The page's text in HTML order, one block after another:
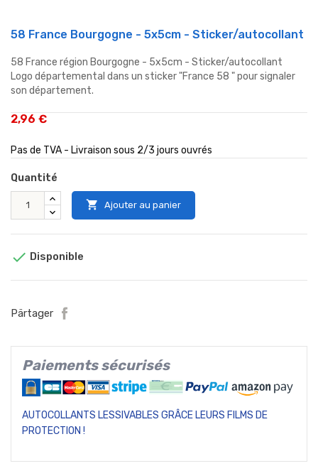
58 France Bourgogne - 5x5cm - Sticker/autocollant
58 France région Bourgogne - 5x5cm - Sticker/autocollant
Logo départemental dans un sticker "France 58 " pour signaler
son département.
2,96 €
Pas de TVA - Livraison sous 2/3 jours ouvrés
Quantité
 Ajouter au panier
 Disponible
Pärtager
Paiements sécurisés
AUTOCOLLANTS LESSIVABLES GRÂCE LEURS FILMS DE
PROTECTION !